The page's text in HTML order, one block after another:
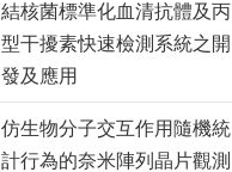
結核菌標準化血清抗體及丙
型干擾素快速檢測系統之開
發及應用
仿生物分子交互作用隨機統
計行為的奈米陣列晶片觀測